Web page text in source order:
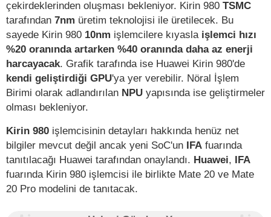
çekirdeklerinden oluşması bekleniyor. Kirin 980 TSMC
tarafından 7nm üretim teknolojisi ile üretilecek. Bu
sayede Kirin 980 10nm işlemcilere kıyasla işlemci hızı
%20 oranında artarken %40 oranında daha az enerji
harcayacak. Grafik tarafında ise Huawei Kirin 980'de
kendi geliştirdiği GPU'ya yer verebilir. Nöral İşlem
Birimi olarak adlandırılan NPU yapısında ise geliştirmeler
olması bekleniyor.
Kirin 980 işlemcisinin detayları hakkında henüz net
bilgiler mevcut değil ancak yeni SoC'un IFA fuarında
tanıtılacağı Huawei tarafından onaylandı. Huawei, IFA
fuarında Kirin 980 işlemcisi ile birlikte Mate 20 ve Mate
20 Pro modelini de tanıtacak.